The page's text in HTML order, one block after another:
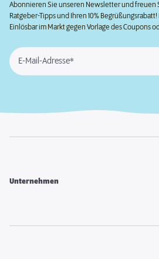
Abonnieren Sie unseren Newsletter und freuen
Ratgeber-Tipps und Ihren 10%
Einlösbar im Markt gegen Vorlage des Coupons
E-Mail-Adresse*
Unternehmen